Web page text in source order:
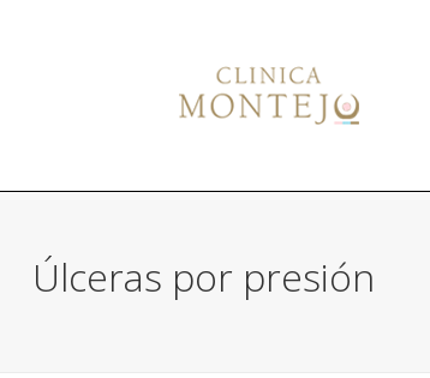
Úlceras por presión